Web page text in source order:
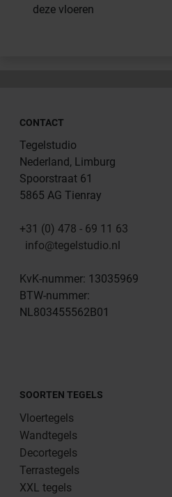
deze vloeren
CONTACT
Tegelstudio
Nederland, Limburg
Spoorstraat 61
5865 AG Tienray
+31 (0) 478 - 69 11 63
info@tegelstudio.nl
KvK-nummer: 13035969
BTW-nummer:
NL803455562B01
SOORTEN TEGELS
Vloertegels
Wandtegels
Decortegels
Terrastegels
XXL tegels